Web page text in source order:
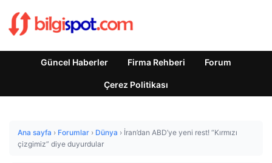
Güncel Haberler Firma Rehberi Forum
Çerez Politikası
Ana sayfa › Forumlar › Dünya › İran’dan ABD’ye yeni rest! “Kırmızı
çizgimiz” diye duyurdular